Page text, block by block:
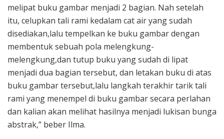
melipat buku gambar menjadi 2 bagian. Nah setelah
itu, celupkan tali rami kedalam cat air yang sudah
disediakan,lalu tempelkan ke buku gambar dengan
membentuk sebuah pola melengkung-
melengkung,dan tutup buku yang sudah di lipat
menjadi dua bagian tersebut, dan letakan buku di atas
buku gambar tersebut,lalu langkah terakhir tarik tali
rami yang menempel di buku gambar secara perlahan
dan kalian akan melihat hasilnya menjadi lukisan bunga
abstrak,” beber Ilma.